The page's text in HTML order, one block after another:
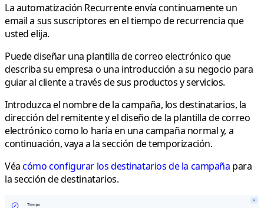
La automatización Recurrente envía continuamente un
email a sus suscriptores en el tiempo de recurrencia que
usted elija.
Puede diseñar una plantilla de correo electrónico que
describa su empresa o una introducción a su negocio para
guiar al cliente a través de sus productos y servicios.
Introduzca el nombre de la campaña, los destinatarios, la
dirección del remitente y el diseño de la plantilla de correo
electrónico como lo haría en una campaña normal y, a
continuación, vaya a la sección de temporización.
Véacómo configurar los destinatarios de la campaña para
la sección de destinatarios.